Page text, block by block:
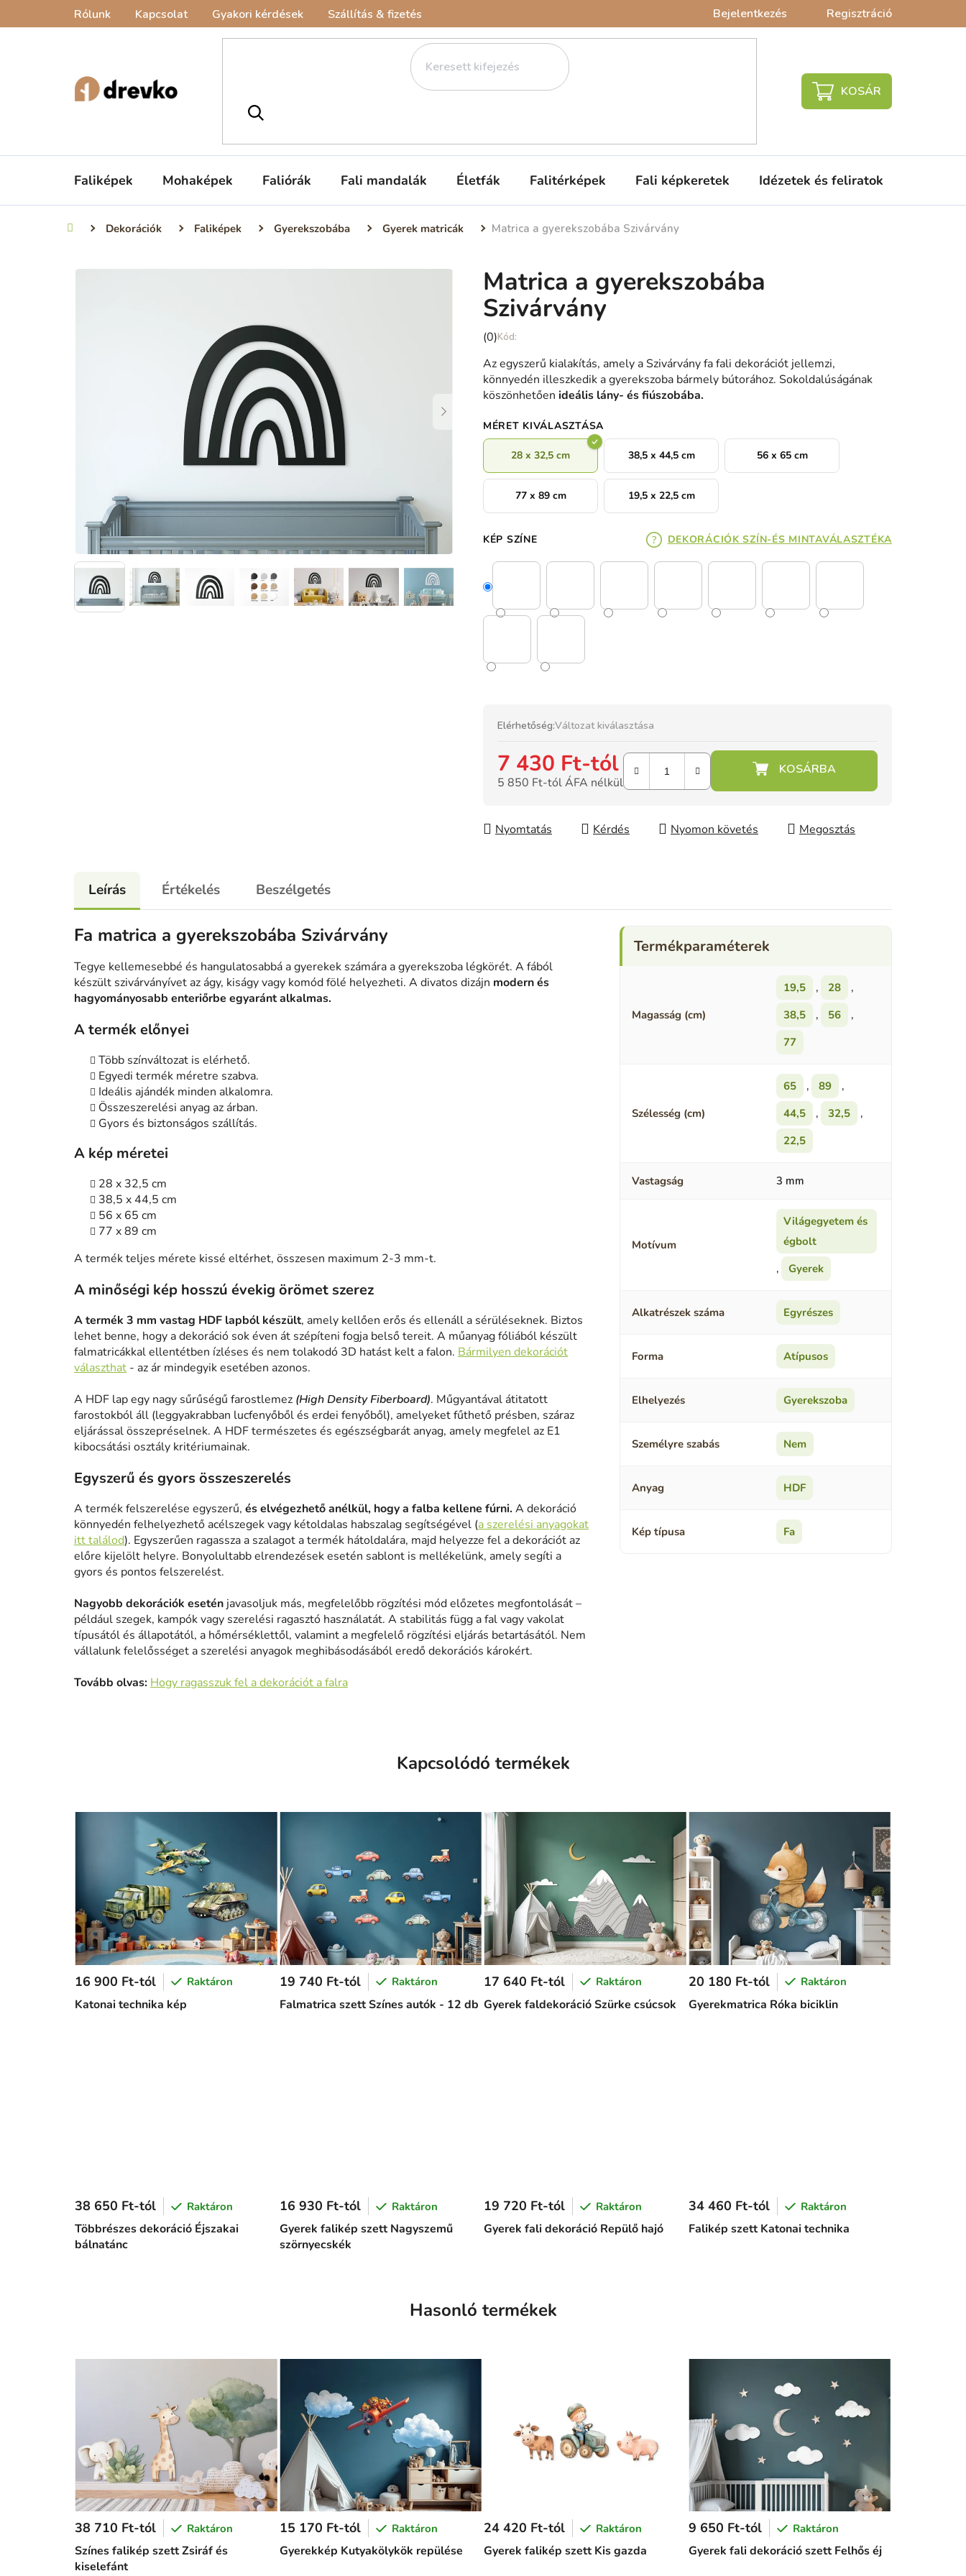
Rólunk Kapcsolat Gyakori kérdések Szállítás & fizetés Bejelentkezés Regisztráció
KOSÁR
Faliképek Mohaképek Faliórák Fali mandalák Életfák Falitérképek Fali képkeretek Idézetek és feliratok
KezdőlapDekorációk Faliképek Gyerekszobába Gyerek matricák Matrica a gyerekszobába Szivárvány
Matrica a gyerekszobába
Szivárvány
A
átlagos
értékelése
5-
ből
0,0
csillag.
(0)
Az egyszerű kialakítás, amely a Szivárvány fa fali dekorációt jellemzi,
könnyedén illeszkedik a gyerekszoba bármely bútorához. Sokoldalúságának
köszönhetően ideális lány- és fiúszobába.
MÉRET KIVÁLASZTÁSA
28 x 32,5 cm 38,5 x 44,5 cm 56 x 65 cm
77 x 89 cm 19,5 x 22,5 cm
KÉP SZÍNE DEKORÁCIÓK SZÍN-ÉS MINTAVÁLASZTÉKA
Elérhetőség:Változat kiválasztása
7 430 Ft-tól
5 850 Ft-tól ÁFA nélkül
Nyomtatás
Kérdés Nyomon követés Megosztás
Leírás Értékelés Beszélgetés
Fa matrica a gyerekszobába Szivárvány
Tegye kellemesebbé és hangulatosabbá a gyerekek számára a gyerekszoba légkörét. A fából
készült szivárványívet az ágy, kiságy vagy komód fölé helyezheti. A divatos dizájn modern és
hagyományosabb enteriőrbe egyaránt alkalmas.
A termék előnyei
Több színváltozat is elérhető.
Egyedi termék méretre szabva.
Ideális ajándék minden alkalomra.
Összeszerelési anyag az árban.
Gyors és biztonságos szállítás.
A kép méretei
28 x 32,5 cm
38,5 x 44,5 cm
56 x 65 cm
77 x 89 cm
A termék teljes mérete kissé eltérhet, összesen maximum 2-3 mm-t.
A minőségi kép hosszú évekig örömet szerez
A termék 3 mm vastag HDF lapból készült, amely kellően erős és ellenáll a sérüléseknek. Biztos
lehet benne, hogy a dekoráció sok éven át szépíteni fogja belső tereit. A műanyag fóliából készült
falmatricákkal ellentétben ízléses és nem tolakodó 3D hatást kelt a falon. Bármilyen dekorációt
választhat - az ár mindegyik esetében azonos.
A HDF lap egy nagy sűrűségű farostlemez (High Density Fiberboard). Műgyantával átitatott
farostokból áll (leggyakrabban lucfenyőből és erdei fenyőből), amelyeket fűthető présben, száraz
eljárással összepréselnek. A HDF természetes és egészségbarát anyag, amely megfelel az E1
kibocsátási osztály kritériumainak.
Egyszerű és gyors összeszerelés
A termék felszerelése egyszerű, és elvégezhető anélkül, hogy a falba kellene fúrni. A dekoráció
könnyedén felhelyezhető acélszegek vagy kétoldalas habszalag segítségével (a szerelési anyagokat
itt találod). Egyszerűen ragassza a szalagot a termék hátoldalára, majd helyezze fel a dekorációt az
előre kijelölt helyre. Bonyolultabb elrendezések esetén sablont is mellékelünk, amely segíti a
gyors és pontos felszerelést.
Nagyobb dekorációk esetén javasoljuk más, megfelelőbb rögzítési mód előzetes megfontolását –
például szegek, kampók vagy szerelési ragasztó használatát. A stabilitás függ a fal vagy vakolat
típusától és állapotától, a hőmérséklettől, valamint a megfelelő rögzítési eljárás betartásától. Nem
vállalunk felelősséget a szerelési anyagok meghibásodásából eredő dekorációs károkért.
Tovább olvas: Hogy ragasszuk fel a dekorációt a falra
Magasság (cm)
19,5 , 28
,
38,5
, 56
,
77
Szélesség (cm)
65 , 89
,
44,5
, 32,5
,
22,5
Vastagság 3 mm
Motívum
Világegyetem és
égbolt
,
Gyerek
Alkatrészek száma Egyrészes
Forma Atípusos
Elhelyezés Gyerekszoba
Személyre szabás Nem
Anyag HDF
Kép típusa Fa
Kapcsolódó termékek
Katonai technika kép
16 900 Ft-tól Raktáron
Falmatrica szett Színes autók - 12 db
19 740 Ft-tól Raktáron
Gyerek faldekoráció Szürke csúcsok
17 640 Ft-tól Raktáron
Gyerekmatrica Róka biciklin
20 180 Ft-tól Raktáron
Többrészes dekoráció Éjszakai
bálnatánc
38 650 Ft-tól Raktáron
Gyerek falikép szett Nagyszemű
szörnyecskék
16 930 Ft-tól Raktáron
Gyerek fali dekoráció Repülő hajó
19 720 Ft-tól Raktáron
Falikép szett Katonai technika
34 460 Ft-tól Raktáron
Hasonló termékek
Színes falikép szett Zsiráf és
kiselefánt
38 710 Ft-tól Raktáron
Gyerekkép Kutyakölykök repülése
15 170 Ft-tól Raktáron
Gyerek falikép szett Kis gazda
24 420 Ft-tól Raktáron
Gyerek fali dekoráció szett Felhős éj
9 650 Ft-tól Raktáron